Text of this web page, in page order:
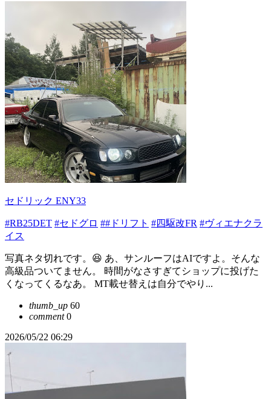
セドリック ENY33
#RB25DET #セドグロ ##ドリフト #四駆改FR #ヴィエナクラ
イス
写真ネタ切れです。😆 あ、サンルーフはAIですよ。そんな
高級品ついてません。 時間がなさすぎてショップに投げた
くなってくるなあ。 MT載せ替えは自分でやり...
thumb_up 60
comment0
2026/05/22 06:29